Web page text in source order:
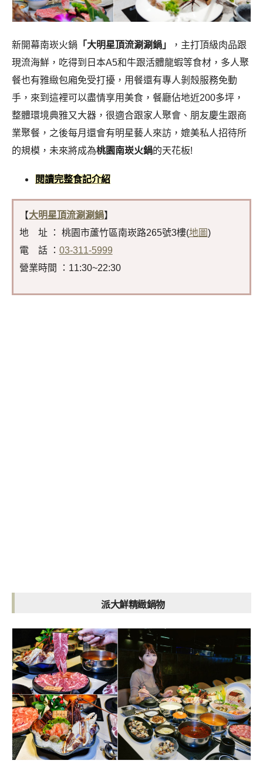
新開幕南崁火鍋 「大明星頂流涮涮鍋」
，主打頂級肉品跟
現流海鮮，吃得到日本A5和牛跟活體龍蝦等食材，多人聚
餐也有雅緻包廂免受打擾，用餐還有專人剝殼服務免動
手，來到這裡可以盡情享用美食，餐廳佔地近200多坪，
整體環境典雅又大器，很適合跟家人聚會、朋友慶生跟商
業聚餐，之後每月還會有明星藝人來訪，媲美私人招待所
的規模，未來將成為桃園南崁火鍋的天花板!
閱讀完整食記介紹
【大明星頂流涮涮鍋】
地 址 ： 桃園市蘆竹區南崁路265號3樓(地圖)
電 話 ： 03-311-5999
營業時間 ：11:30~22:30
派大鮮精緻鍋物